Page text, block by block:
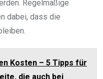
Regelmäßige
dabei, dass die
Kosten – 5 Tipps für
die auch bei